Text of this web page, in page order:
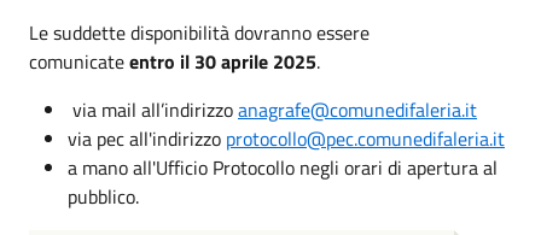
Le suddette disponibilità dovranno essere
comunicateentro il 30 aprile 2025.
via mail all’indirizzoanagrafe@comunedifaleria.it
via pec all'indirizzo protocollo@pec.comunedifaleria.it
a mano all'Ufficio Protocollo negli orari di apertura al
pubblico.